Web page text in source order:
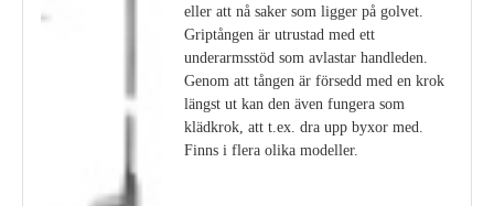
eller att nå saker som ligger på golvet.
Griptången är utrustad med ett
underarmsstöd som avlastar handleden.
Genom att tången är försedd med en krok
längst ut kan den även fungera som
klädkrok, att t.ex. dra upp byxor med.
Finns i flera olika modeller.